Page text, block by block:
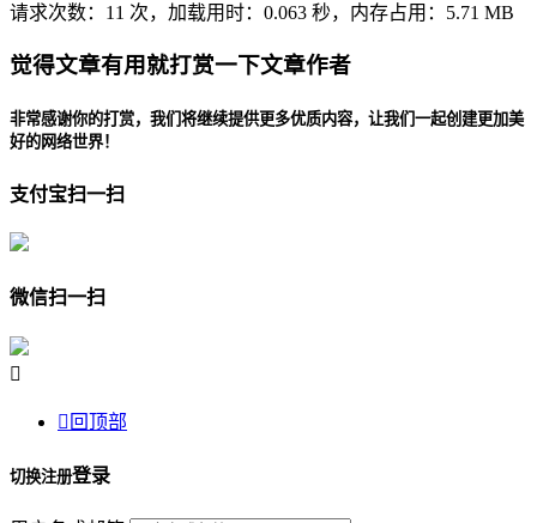
请求次数：11 次，加载用时：0.063 秒，内存占用：5.71 MB
觉得文章有用就打赏一下文章作者
非常感谢你的打赏，我们将继续提供更多优质内容，让我们一起创建更加美
好的网络世界！
支付宝扫一扫
微信扫一扫

 回顶部
切换注册登录